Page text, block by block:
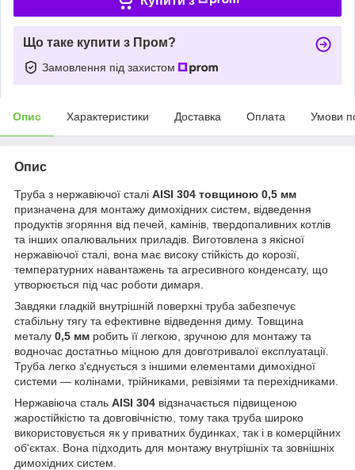
Що таке купити з Пром?
Замовлення під захистом
Опис Характеристики Доставка Оплата Умови
Опис
Труба з нержавіючої сталі AISI 304 товщиною 0,5 мм
призначена для монтажу димохідних систем, відведення
продуктів згоряння від печей, камінів, твердопаливних котлів
та інших опалювальних приладів. Виготовлена з якісної
нержавіючої сталі, вона має високу стійкість до корозії,
температурних навантажень та агресивного конденсату, що
утворюється під час роботи димаря.
Завдяки гладкій внутрішній поверхні труба забезпечує
стабільну тягу та ефективне відведення диму. Товщина
металу 0,5 мм робить її легкою, зручною для монтажу та
водночас достатньо міцною для довготривалої експлуатації.
Труба легко з'єднується з іншими елементами димохідної
системи — колінами, трійниками, ревізіями та перехідниками.
Нержавіюча сталь AISI 304 відзначається підвищеною
жаростійкістю та довговічністю, тому така труба широко
використовується як у приватних будинках, так і в комерційних
об'єктах. Вона підходить для монтажу внутрішніх та зовнішніх
димохідних систем.